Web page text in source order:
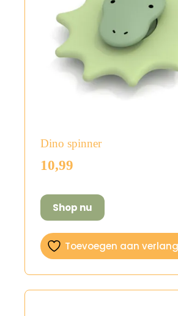
Dino spinner
10,99
Shop nu
Toevoegen aan